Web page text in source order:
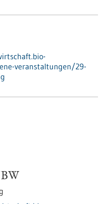
veranstaltungen/29-